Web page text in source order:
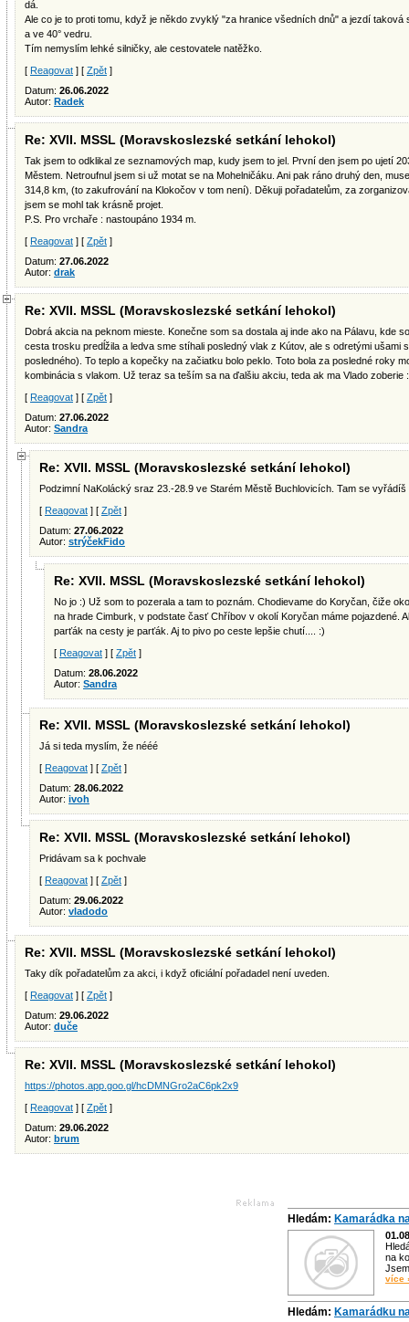
dá.
Ale co je to proti tomu, když je někdo zvyklý "za hranice všedních dnů" a jezdí taková
a ve 40° vedru.
Tím nemyslím lehké silničky, ale cestovatele natěžko.
[ Reagovat ] [ Zpět ]
Datum: 26.06.2022
Autor: Radek
Re: XVII. MSSL (Moravskoslezské setkání lehokol)
Tak jsem to odklikal ze seznamových map, kudy jsem to jel. První den jsem po ujetí
Městem. Netroufnul jsem si už motat se na Mohelničáku. Ani pak ráno druhý den,
314,8 km, (to zakufrování na Klokočov v tom není). Děkuji pořadatelům, za
jsem se mohl tak krásně projet.
P.S. Pro vrchaře : nastoupáno 1934 m.
[ Reagovat ] [ Zpět ]
Datum: 27.06.2022
Autor: drak
Re: XVII. MSSL (Moravskoslezské setkání lehokol)
Dobrá akcia na peknom mieste. Konečne som sa dostala aj inde ako na Pálavu, kde
cesta trosku predĺžila a ledva sme stíhali posledný vlak z Kútov, ale s odretými ušami
posledného). To teplo a kopečky na začiatku bolo peklo. Toto bola za posledné roky
kombinácia s vlakom. Už teraz sa teším sa na ďalšiu akciu, teda ak ma Vlado zoberie
[ Reagovat ] [ Zpět ]
Datum: 27.06.2022
Autor: Sandra
Re: XVII. MSSL (Moravskoslezské setkání lehokol)
Podzimní NaKolácký sraz 23.-28.9 ve Starém Městě Buchlovicích. Tam se vyřádíš
[ Reagovat ] [ Zpět ]
Datum: 27.06.2022
Autor: strýčekFido
Re: XVII. MSSL (Moravskoslezské setkání lehokol)
No jo :) Už som to pozerala a tam to poznám. Chodievame do Koryčan, čiže
na hrade Cimburk, v podstate časť Chříbov v okolí Koryčan máme pojazdené.
parťák na cesty je parťák. Aj to pivo po ceste lepšie chutí.... :)
[ Reagovat ] [ Zpět ]
Datum: 28.06.2022
Autor: Sandra
Re: XVII. MSSL (Moravskoslezské setkání lehokol)
Já si teda myslím, že nééé
[ Reagovat ] [ Zpět ]
Datum: 28.06.2022
Autor: ivoh
Re: XVII. MSSL (Moravskoslezské setkání lehokol)
Pridávam sa k pochvale
[ Reagovat ] [ Zpět ]
Datum: 29.06.2022
Autor: vladodo
Re: XVII. MSSL (Moravskoslezské setkání lehokol)
Taky dík pořadatelům za akci, i když oficiální pořadadel není uveden.
[ Reagovat ] [ Zpět ]
Datum: 29.06.2022
Autor: duče
Re: XVII. MSSL (Moravskoslezské setkání lehokol)
https://photos.app.goo.gl/hcDMNGro2aC6pk2x9
[ Reagovat ] [ Zpět ]
Datum: 29.06.2022
Autor: brum
Hledám: Kamarádka
na
více
Hledám: Kamarádku